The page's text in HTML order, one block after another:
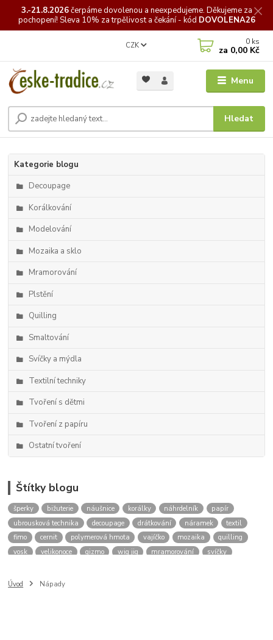
3.-21.8.2026čerpámedovolenou a neexpedujeme. Děkujeme za
pochopení! Sleva 10% za trpělivost a čekání - kód DOVOLENA26
Menu
CZK
Hledat
0 ks
za 0,00 Kč
Kategorie blogu
Decoupage
Korálkování
Modelování
Mozaika a sklo
Mramorování
Plstění
Quilling
Smaltování
Svíčky a mýdla
Textilní techniky
Tvoření s dětmi
Tvoření z papíru
Ostatní tvoření
Štítky blogu
šperky bižuterie náušnice korálky náhrdelník
papír
ubrousková technika
decoupage drátkování náramek
textil
fimo
cernit polymerová hmota vajíčko mozaika
quilling
vosk
velikonoce gizmo wig jig mramorování
svíčky
plstění
filcování
Úvod Nápady